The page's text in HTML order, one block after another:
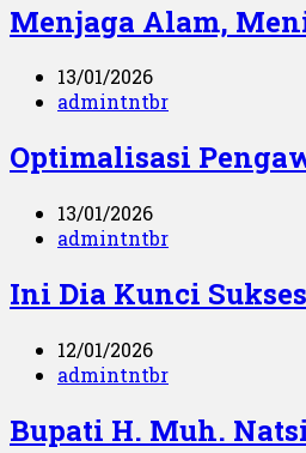
Menjaga Alam,
13/01/2026
admintntbr
Optimalisasi
13/01/2026
admintntbr
Ini Dia Kunci
12/01/2026
admintntbr
Bupati H. Muh.